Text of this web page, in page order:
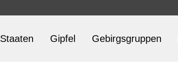
Staaten Gipfel Gebirgsgruppen